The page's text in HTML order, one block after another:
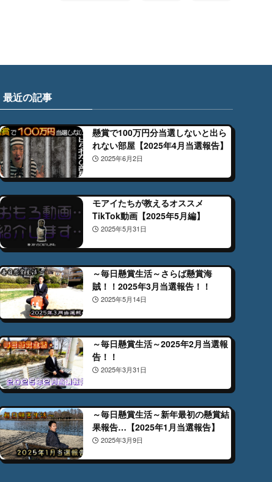
最近の記事
懸賞で100万円分当選しないと出ら
れない部屋【2025年4月当選報告】
2025年6月2日
モアイたちが教えるオススメ
TikTok動画【2025年5月編】
2025年5月31日
～毎日懸賞生活～さらば懸賞海
賊！！2025年3月当選報告！！
2025年5月14日
～毎日懸賞生活～2025年2月当選報
告！！
2025年3月31日
～毎日懸賞生活～新年最初の懸賞結
果報告…【2025年1月当選報告】
2025年3月9日